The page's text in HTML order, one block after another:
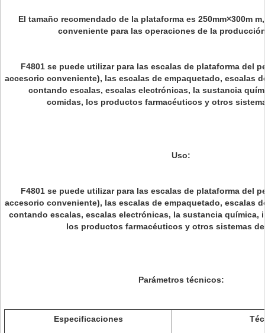
El tamaño recomendado de la plataforma es 250mm×300m
conveniente para las operaciones de la
F4801 se puede utilizar para las escalas de plataforma del
accesorio conveniente), las escalas de empaquetado, escalas
contando escalas, escalas electrónicas, la sustancia
comidas, los productos farmacéuticos y otros
Uso:
F4801 se puede utilizar para las escalas de plataforma del
accesorio conveniente), las escalas de empaquetado, escalas
contando escalas, escalas electrónicas, la sustancia química,
los productos farmacéuticos y otros sistemas
Parámetros técnicos:
Especificaciones